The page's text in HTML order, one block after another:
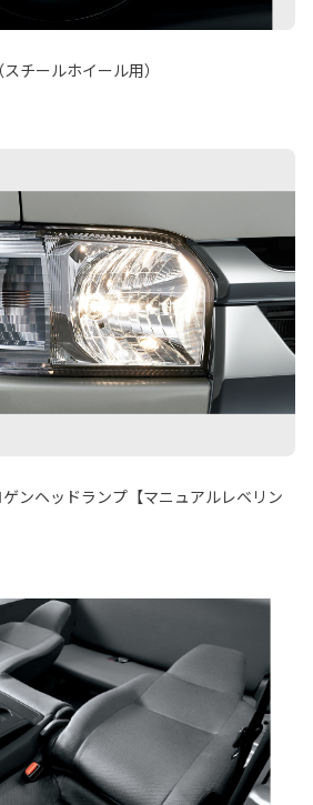
チールホイール用）
ンヘッドランプ【マニュアルレベリン